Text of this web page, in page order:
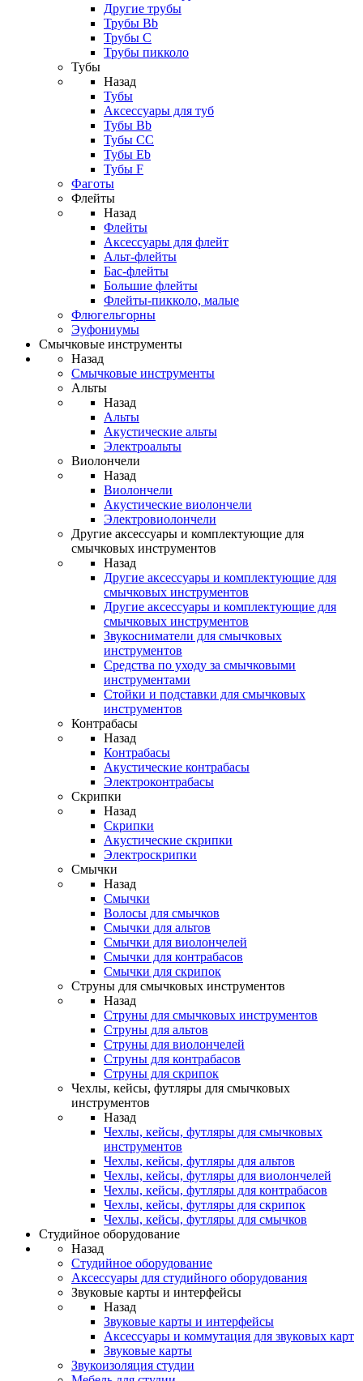
Другие трубы
Трубы Bb
Трубы C
Трубы пикколо
Тубы
Назад
Тубы
Аксессуары для туб
Тубы Bb
Тубы CC
Тубы Eb
Тубы F
Фаготы
Флейты
Назад
Флейты
Аксессуары для флейт
Альт-флейты
Бас-флейты
Большие флейты
Флейты-пикколо, малые
Флюгельгорны
Эуфониумы
Смычковые инструменты
Назад
Смычковые инструменты
Альты
Назад
Альты
Акустические альты
Электроальты
Виолончели
Назад
Виолончели
Акустические виолончели
Электровиолончели
Другие аксессуары и комплектующие для
смычковых инструментов
Назад
Другие аксессуары и комплектующие для
смычковых инструментов
Другие аксессуары и комплектующие для
смычковых инструментов
Звукосниматели для смычковых
инструментов
Средства по уходу за смычковыми
инструментами
Стойки и подставки для смычковых
инструментов
Контрабасы
Назад
Контрабасы
Акустические контрабасы
Электроконтрабасы
Скрипки
Назад
Скрипки
Акустические скрипки
Электроскрипки
Смычки
Назад
Смычки
Волосы для смычков
Смычки для альтов
Смычки для виолончелей
Смычки для контрабасов
Смычки для скрипок
Струны для смычковых инструментов
Назад
Струны для смычковых инструментов
Струны для альтов
Струны для виолончелей
Струны для контрабасов
Струны для скрипок
Чехлы, кейсы, футляры для смычковых
инструментов
Назад
Чехлы, кейсы, футляры для смычковых
инструментов
Чехлы, кейсы, футляры для альтов
Чехлы, кейсы, футляры для виолончелей
Чехлы, кейсы, футляры для контрабасов
Чехлы, кейсы, футляры для скрипок
Чехлы, кейсы, футляры для смычков
Студийное оборудование
Назад
Студийное оборудование
Аксессуары для студийного оборудования
Звуковые карты и интерфейсы
Назад
Звуковые карты и интерфейсы
Аксессуары и коммутация для звуковых карт
Звуковые карты
Звукоизоляция студии